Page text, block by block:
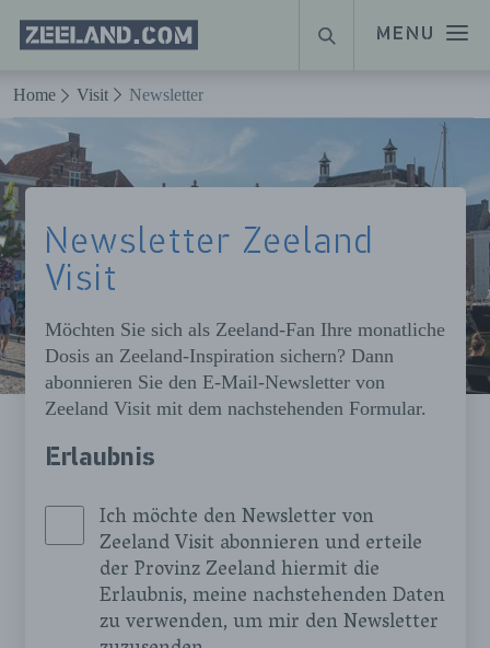
Naar hoofdinhoud
MENU
Homepage
Zeeland.com
SUCHE
Home Visit Newsletter
Newsletter Zeeland
Visit
Möchten Sie sich als Zeeland-Fan Ihre monatliche
Dosis an Zeeland-Inspiration sichern? Dann
abonnieren Sie den E-Mail-Newsletter von
Zeeland Visit mit dem nachstehenden Formular.
Erlaubnis
Ich möchte den Newsletter von
Zeeland Visit abonnieren und erteile
der Provinz Zeeland hiermit die
Erlaubnis, meine nachstehenden Daten
zu verwenden, um mir den Newsletter